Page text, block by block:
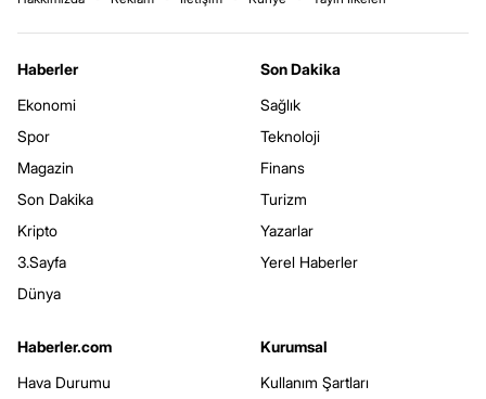
Haberler
Ekonomi
Spor
Magazin
Son Dakika
Kripto
3.Sayfa
Dünya
Son Dakika
Sağlık
Teknoloji
Finans
Turizm
Yazarlar
Yerel Haberler
Haberler.com
Hava Durumu
Kurumsal
Kullanım Şartları